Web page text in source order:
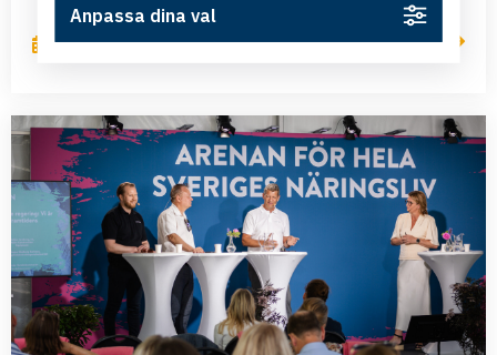
2 juli, 2026 Läs mer
Anpassa dina val